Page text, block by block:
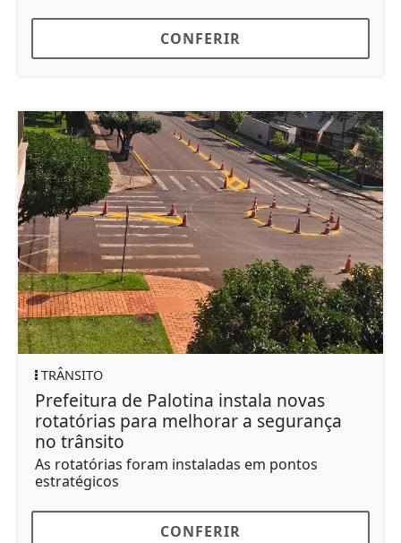
CONFERIR
TRÂNSITO
Prefeitura de Palotina instala novas
rotatórias para melhorar a segurança
no trânsito
As rotatórias foram instaladas em pontos
estratégicos
CONFERIR